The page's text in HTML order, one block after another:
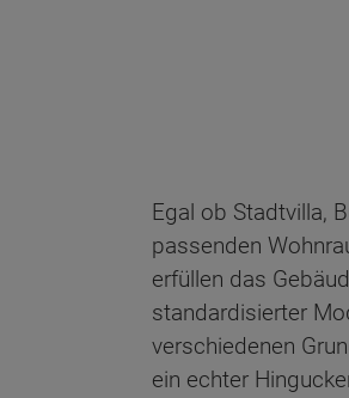
Egal ob Stadtvilla,
passenden
erfüllen das
standardisierter
verschiedenen
ein echter